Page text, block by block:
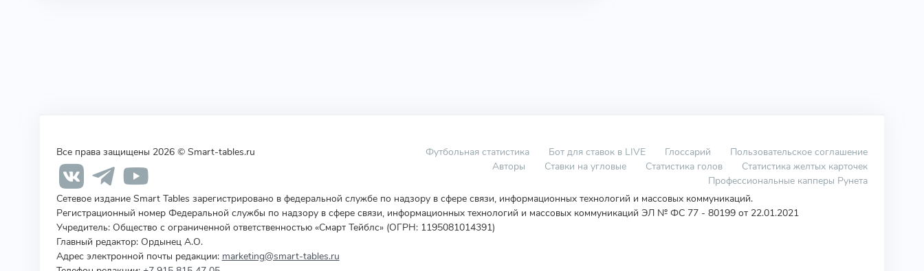
Все права защищены 2026 © Smart-tables.ru Футбольная статистика Бот для ставок в LIVE Глоссарий
Пользовательское соглашение
Авторы
Ставки на угловые Статистика голов
Статистика желтых карточек
Профессиональные капперы Рунета
Сетевое издание Smart Tables зарегистрировано в федеральной службе по надзору в сфере связи, информационных технологий и массовых коммуникаций.
Регистрационный номер Федеральной службы по надзору в сфере связи, информационных технологий и массовых коммуникаций ЭЛ № ФС 77 - 80199 от 22.01.2021
Учредитель: Общество с ограниченной ответственностью «Смарт Тейблс» (ОГРН: 1195081014391)
Главный редактор: Ордынец А.О.
Адрес электронной почты редакции: marketing@smart-tables.ru